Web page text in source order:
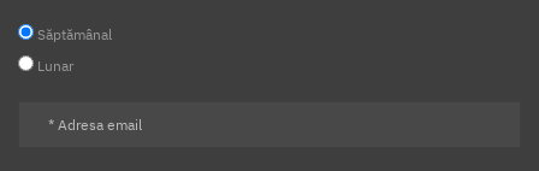
Săptămânal
Lunar